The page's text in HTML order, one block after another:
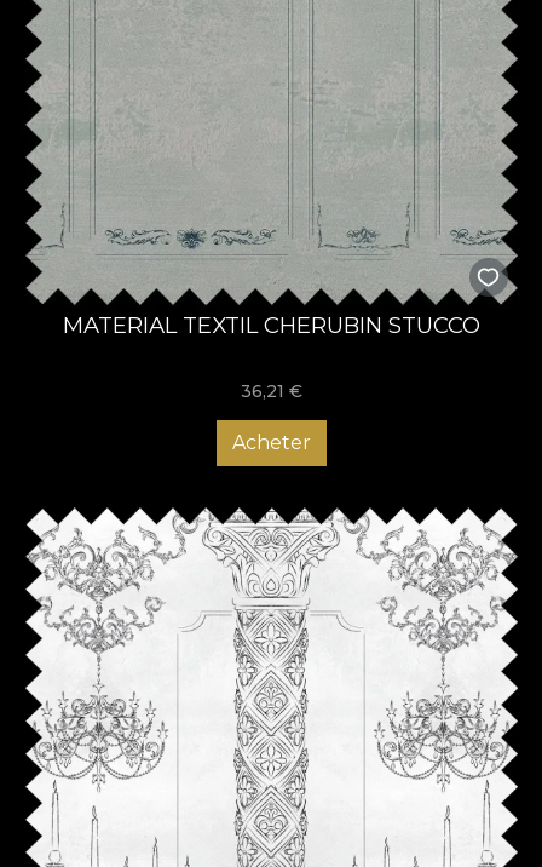
MATERIAL TEXTIL CHERUBIN STUCCO
36,21 €
Acheter